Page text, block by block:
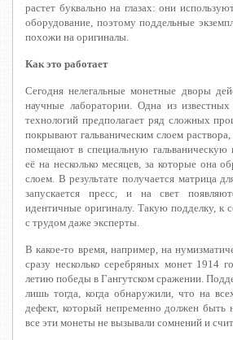
растет буквально на глазах: они
оборудование, поэтому поддельные
похожи на оригиналы.
Как это работает
Сегодня нелегальные монетные дворы
научные лаборатории. Одна из
технологий предполагает ряд сложных
покрывают гальваническим слоем
помещают в специальную гальваническую
её на несколько месяцев, за которые она
слоем. В результате получается матрица
запускается пресс, и на свет
идентичные оригиналу. Такую подделку, к
с трудом даже эксперты.
В какое-то время, например, на
сразу несколько серебряных монет 1914
летию победы в Гангутском сражении.
лишь тогда, когда обнаружили, что на
дефект, который непременно должен быть
все эти монеты не вызывали сомнений и